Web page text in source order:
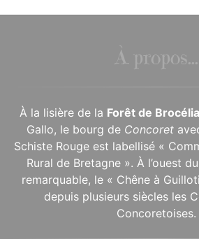
À propos...
À la lisière de la Forêt de
Gallo, le bourg de Concoret
Schiste Rouge est labellisé «
Rural de Bretagne ». À l’ouest
remarquable, le « Chêne à
depuis plusieurs siècles les
Concoretoises.